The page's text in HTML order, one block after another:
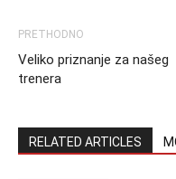
PRETHODNO
Veliko priznanje za našeg
trenera
RELATED ARTICLES